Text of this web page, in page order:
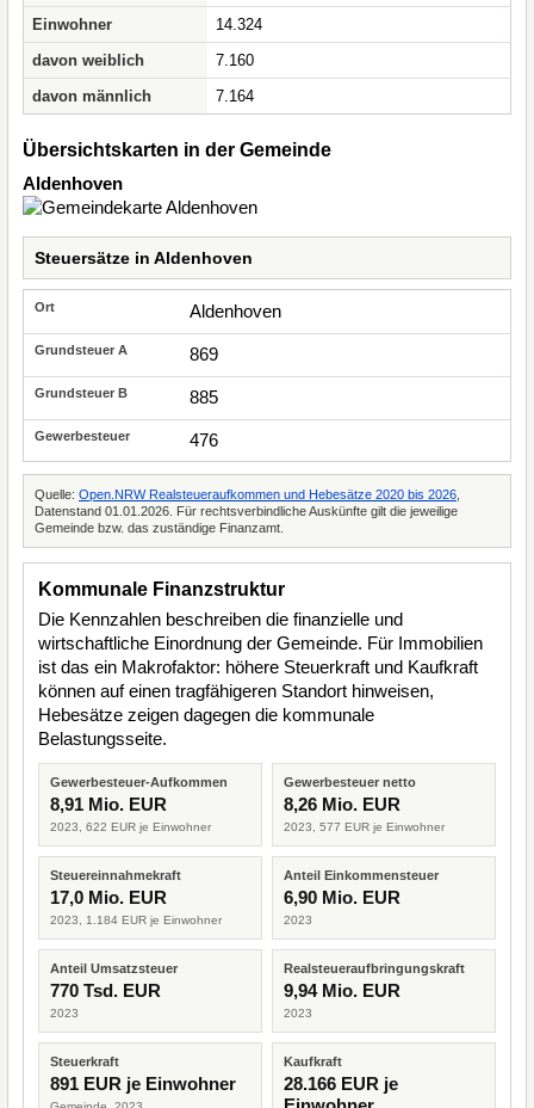
Einwohner
14.324
davon weiblich
7.160
davon männlich
7.164
Übersichtskarten in der Gemeinde
Aldenhoven
Steuersätze in Aldenhoven
Aldenhoven
869
885
476
Quelle: Open.NRW Realsteueraufkommen und Hebesätze 2020 bis 2026
Datenstand 01.01.2026. Für rechtsverbindliche Auskünfte gilt die jeweilige
Gemeinde bzw. das zuständige Finanzamt.
Kommunale Finanzstruktur
Die Kennzahlen beschreiben die finanzielle und
wirtschaftliche Einordnung der Gemeinde. Für Immobilien
ist das ein Makrofaktor: höhere Steuerkraft und Kaufkraft
können auf einen tragfähigeren Standort hinweisen,
Hebesätze zeigen dagegen die kommunale
Belastungsseite.
Gewerbesteuer-Aufkommen
8,91 Mio. EUR
2023, 622 EUR je Einwohner
Gewerbesteuer netto
8,26 Mio. EUR
2023, 577 EUR je Einwohner
Steuereinnahmekraft
17,0 Mio. EUR
2023, 1.184 EUR je Einwohner
Anteil Einkommensteuer
6,90 Mio. EUR
2023
Anteil Umsatzsteuer
770 Tsd. EUR
2023
Realsteueraufbringungskraft
9,94 Mio. EUR
2023
Steuerkraft
891 EUR je Einwohner
Kaufkraft
28.166 EUR je